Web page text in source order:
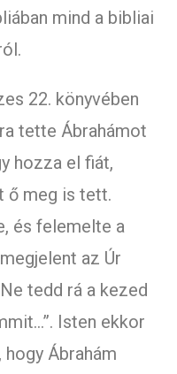
mind a bibliai
22. könyvében
tette Ábrahámot
hozza el fiát,
ő meg is tett.
és felemelte a
az Úr
tedd rá a kezed
Isten ekkor
Ábrahám